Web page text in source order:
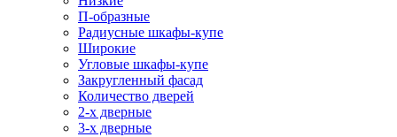
П-образные
Радиусные шкафы-купе
Широкие
Угловые шкафы-купе
Закругленный фасад
Количество дверей
2-х дверные
3-х дверные